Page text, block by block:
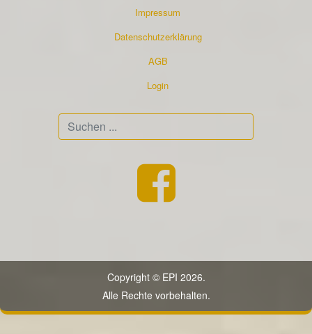
Impressum
Datenschutzerklärung
AGB
Login
Copyright © EPI 2026.
Alle Rechte vorbehalten.